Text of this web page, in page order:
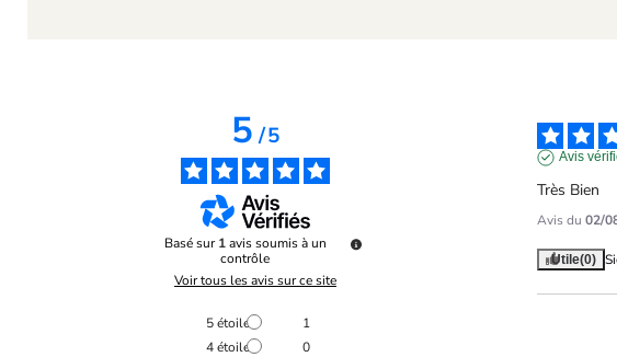
5/5
Basé sur1avis soumis à un
contrôle
Voir tous les avis sur ce site
5étoiles
1
4étoiles
0
Avis
Très Bien
Avis du02/
Utile(0)